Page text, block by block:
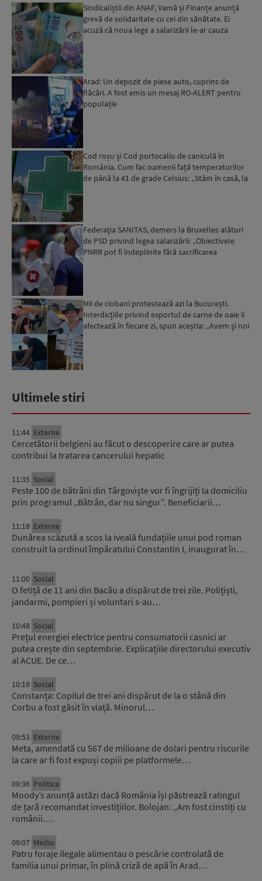
Sindicaliștii din ANAF, Vamă și Finanțe anunță
grevă de solidaritate cu cei din sănătate. Ei
acuză că noua lege a salarizării le-ar cauza
Arad: Un depozit de piese auto, cuprins de
flăcări. A fost emis un mesaj RO-ALERT pentru
populație
Cod roșu și Cod portocaliu de caniculă în
România. Cum fac oamenii față temperaturilor
de până la 41 de grade Celsius: „Stăm în casă, la
Federaţia SANITAS, demers la Bruxelles alături
de PSD privind legea salarizării: „Obiectivele
PNRR pot fi îndeplinite fără sacrificarea
Mii de ciobani protestează azi la București.
Interdicțiile privind exportul de carne de oaie îi
afectează în fiecare zi, spun aceștia: „Avem și noi
Ultimele stiri
11:44 Externe
Cercetătorii belgieni au făcut o descoperire care ar putea
contribui la tratarea cancerului hepatic
11:35 Social
Peste 100 de bătrâni din Târgoviște vor fi îngrijiți la domiciliu
prin programul „Bătrân, dar nu singur”. Beneficiarii…
11:18 Externe
Dunărea scăzută a scos la iveală fundațiile unui pod roman
construit la ordinul împăratului Constantin I, inaugurat în…
11:00 Social
O fetiță de 11 ani din Bacău a dispărut de trei zile. Polițiști,
jandarmi, pompieri și voluntari s-au…
10:48 Social
Prețul energiei electrice pentru consumatorii casnici ar
putea crește din septembrie. Explicațiile directorului executiv
al ACUE. De ce…
10:19 Social
Constanța: Copilul de trei ani dispărut de la o stână din
Corbu a fost găsit în viață. Minorul…
09:53 Externe
Meta, amendată cu 567 de milioane de dolari pentru riscurile
la care ar fi fost expuși copiii pe platformele…
09:36 Politica
Moody’s anunță astăzi dacă România își păstrează ratingul
de țară recomandat investițiilor. Bolojan: „Am fost cinstiți cu
românii.…
09:07 Mediu
Patru foraje ilegale alimentau o pescărie controlată de
familia unui primar, în plină criză de apă în Arad…